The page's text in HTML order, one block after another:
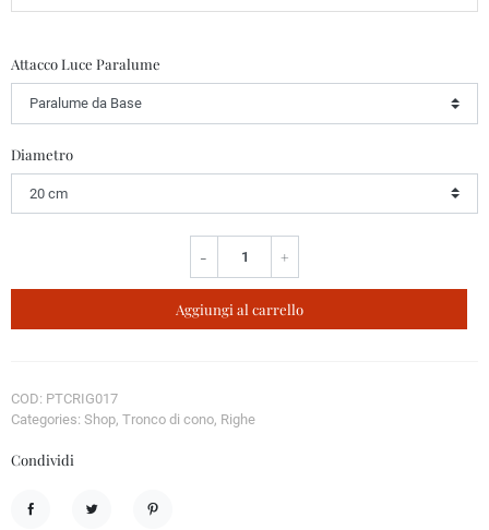
Attacco Luce Paralume
Diametro
- +
Aggiungi al carrello
COD: PTCRIG017
Categories: Shop, Tronco di cono, Righe
Condividi